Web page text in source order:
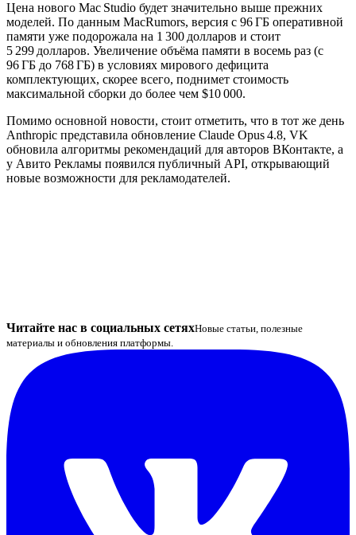
Цена нового Mac Studio будет значительно выше прежних
моделей. По данным MacRumors, версия с 96 ГБ оперативной
памяти уже подорожала на 1 300 долларов и стоит
5 299 долларов. Увеличение объёма памяти в восемь раз (с
96 ГБ до 768 ГБ) в условиях мирового дефицита
комплектующих, скорее всего, поднимет стоимость
максимальной сборки до более чем $10 000.
Помимо основной новости, стоит отметить, что в тот же день
Anthropic представила обновление Claude Opus 4.8, VK
обновила алгоритмы рекомендаций для авторов ВКонтакте, а
у Авито Рекламы появился публичный API, открывающий
новые возможности для рекламодателей.
Читайте нас в социальных сетяхНовые статьи, полезные
материалы и обновления платформы.